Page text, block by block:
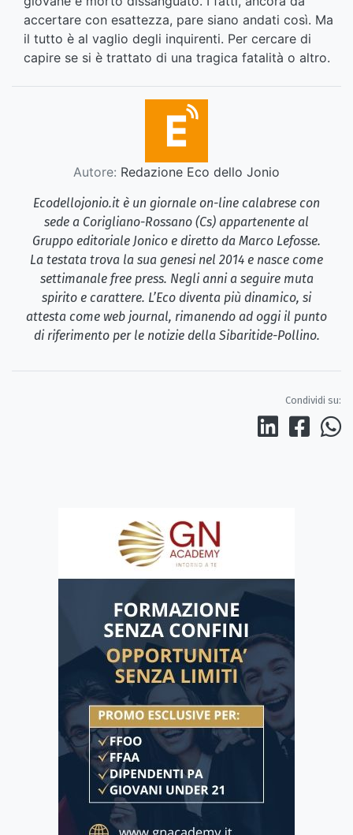
accertare con esattezza, pare siano andati così. Ma
il tutto è al vaglio degli inquirenti. Per cercare di
capire se si è trattato di una tragica fatalità o altro.
Autore: Redazione Eco dello Jonio
Ecodellojonio.it è un giornale on-line calabrese con
sede a Corigliano-Rossano (Cs) appartenente al
Gruppo editoriale Jonico e diretto da Marco Lefosse.
La testata trova la sua genesi nel 2014 e nasce come
settimanale free press. Negli anni a seguire muta
spirito e carattere. L’Eco diventa più dinamico, si
attesta come web journal, rimanendo ad oggi il punto
di riferimento per le notizie della Sibaritide-Pollino.
Condividi su: